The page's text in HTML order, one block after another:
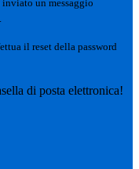
inviato un messaggio
il reset della password
di posta elettronica!